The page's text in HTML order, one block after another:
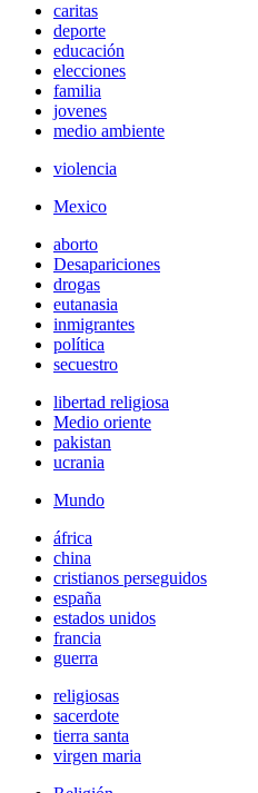
caritas
deporte
educación
elecciones
familia
jovenes
medio ambiente
violencia
Mexico
aborto
Desapariciones
drogas
eutanasia
inmigrantes
política
secuestro
libertad religiosa
Medio oriente
pakistan
ucrania
Mundo
áfrica
china
cristianos perseguidos
españa
estados unidos
francia
guerra
religiosas
sacerdote
tierra santa
virgen maria